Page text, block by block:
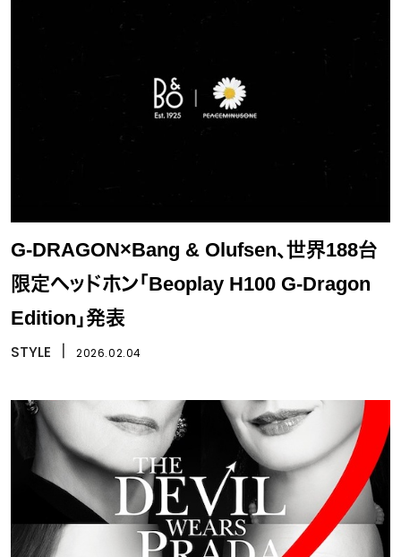
G-DRAGON×Bang & Olufsen、世界188台
限定ヘッドホン「Beoplay H100 G-Dragon
Edition」発表
STYLE 2026.02.04